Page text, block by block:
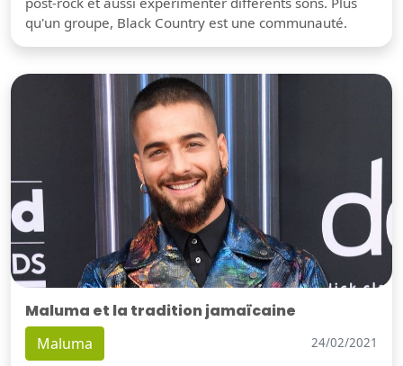
qu'un groupe, Black Country est une communauté.
Maluma et la tradition jamaïcaine
Maluma 24/02/2021